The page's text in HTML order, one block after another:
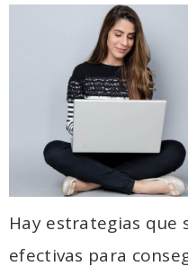
Hay estrategias que
efectivas para